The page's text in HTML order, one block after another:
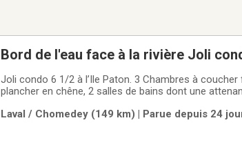
Bord de l'eau face à la rivière Joli
Joli condo 6 1/2 à l’Ile Paton. 3 Chambres à
plancher en chêne, 2 salles de bains dont une
cours de tennis, et un grand jardin.
Laval / Chomedey (149 km) | Parue depuis 24